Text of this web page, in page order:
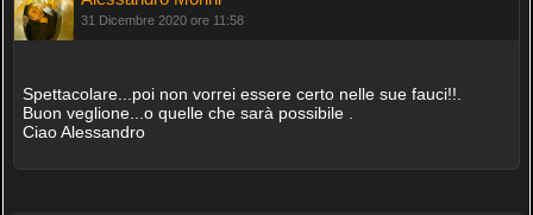
31 Dicembre 2020 ore 11:58
Spettacolare...poi non vorrei essere certo nelle sue fauci!!.
Buon veglione...o quelle che sarà possibile .
Ciao Alessandro